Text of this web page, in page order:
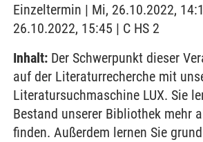
Einzeltermin | Mi, 26.10.2022,
26.10.2022, 15:45 | C HS 2
Inhalt: Der Schwerpunkt dieser
auf der Literaturrecherche mit
Literatursuchmaschine LUX. Sie
Bestand unserer Bibliothek mehr
finden. Außerdem lernen Sie